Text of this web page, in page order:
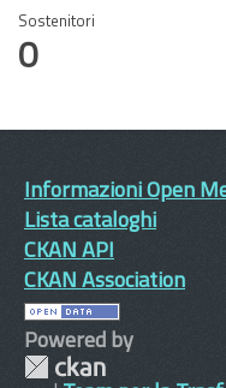
Sostenitori
0
Informazioni Open
Lista cataloghi
CKAN API
CKAN Association
Powered by